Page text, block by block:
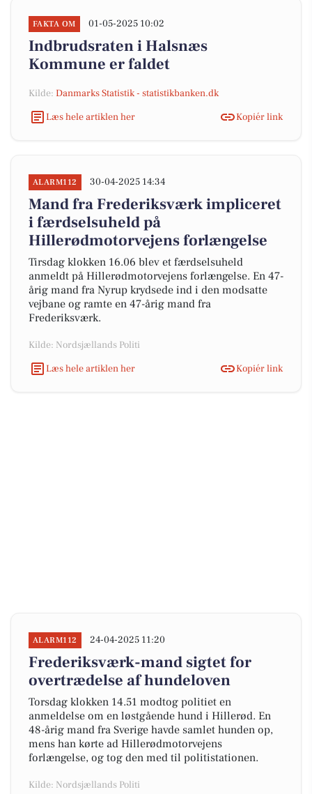
FAKTA OM 01-05-2025 10:02
Indbrudsraten i Halsnæs
Kommune er faldet
Kilde: Danmarks Statistik - statistikbanken.dk
Læs hele artiklen her
Kopiér link
ALARM112 30-04-2025 14:34
Mand fra Frederiksværk impliceret
i færdselsuheld på
Hillerødmotorvejens forlængelse
Tirsdag klokken 16.06 blev et færdselsuheld
anmeldt på Hillerødmotorvejens forlængelse. En 47-
årig mand fra Nyrup krydsede ind i den modsatte
vejbane og ramte en 47-årig mand fra
Frederiksværk.
Kilde: Nordsjællands Politi
Læs hele artiklen her
Kopiér link
ALARM112 24-04-2025 11:20
Frederiksværk-mand sigtet for
overtrædelse af hundeloven
Torsdag klokken 14.51 modtog politiet en
anmeldelse om en løstgående hund i Hillerød. En
48-årig mand fra Sverige havde samlet hunden op,
mens han kørte ad Hillerødmotorvejens
forlængelse, og tog den med til politistationen.
Kilde: Nordsjællands Politi